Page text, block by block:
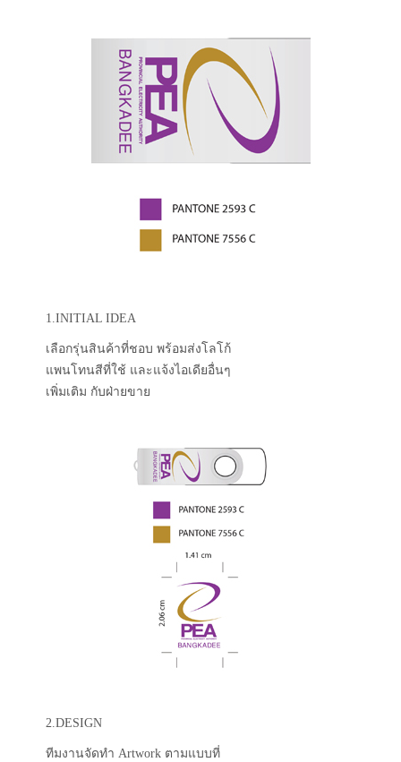
1.INITIAL IDEA
เลือกรุ่นสินค้าที่ชอบ พร้อมส่งโลโก้
แพนโทนสีที่ใช้ และแจ้งไอเดียอื่นๆ
เพิ่มเติม กับฝ่ายขาย
2.DESIGN
ทีมงานจัดทำ Artwork ตามแบบที่